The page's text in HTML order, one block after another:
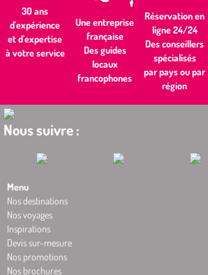
30 ans
d'expérience
et d'expertise
à votre service
Une entreprise
française
Des guides
locaux
francophones
Réservation en
ligne 24/24
Des conseillers
spécialisés
par pays ou par
région
Nous suivre :
Menu
Nos destinations
Nos voyages
Inspirations
Devis sur-mesure
Nos promotions
Nos brochures